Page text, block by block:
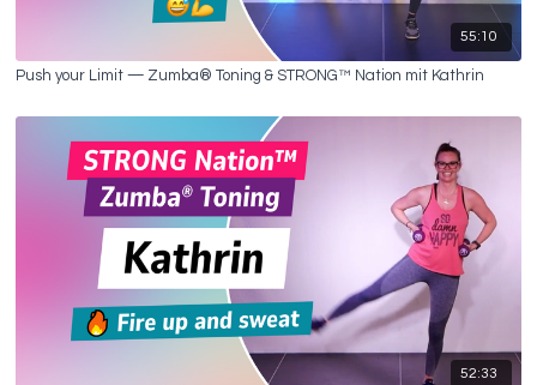
55:10
Push your Limit — Zumba® Toning & STRONG™ Nation mit Kathrin
52:33